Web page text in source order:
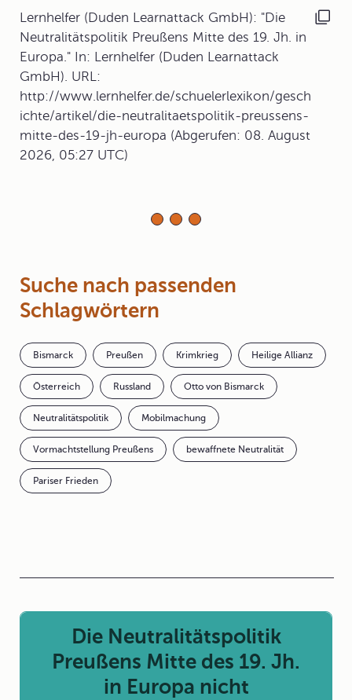
Lernhelfer (Duden Learnattack GmbH): "Die
Neutralitätspolitik Preußens Mitte des 19. Jh. in
Europa." In: Lernhelfer (Duden Learnattack
GmbH). URL:
http://www.lernhelfer.de/schuelerlexikon/gesch
ichte/artikel/die-neutralitaetspolitik-preussens-
mitte-des-19-jh-europa (Abgerufen: 08. August
2026, 05:27 UTC)
Suche nach passenden
Schlagwörtern
Bismarck Preußen Krimkrieg Heilige Allianz
Österreich Russland Otto von Bismarck
Neutralitätspolitik Mobilmachung
Vormachtstellung Preußens bewaffnete Neutralität
Pariser Frieden
Die Neutralitätspolitik
Preußens Mitte des 19. Jh.
in Europa nicht